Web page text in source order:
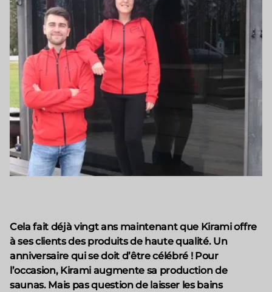
Cela fait déjà vingt ans maintenant que Kirami offre
à ses clients des produits de haute qualité. Un
anniversaire qui se doit d’être célébré ! Pour
l’occasion, Kirami augmente sa production de
saunas. Mais pas question de laisser les bains